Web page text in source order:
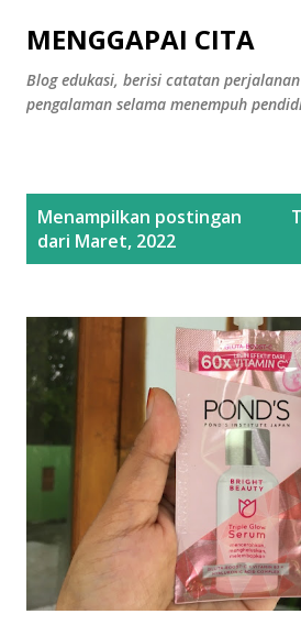
Langsung ke konten
MENGGAPAI CITA
Blog edukasi, berisi catatan
pengalaman selama menempuh
Menampilkan postingan
dari Maret, 2022